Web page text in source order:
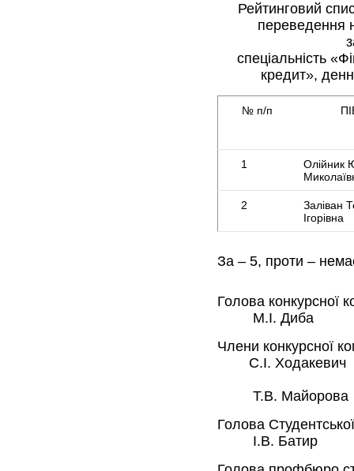
Рейтинговий
переведення
спеціальність
кредит»,
№ п/п
1
Олійник
2
Заліван
Ігорівна
За – 5, проти –
Голова
М.І. Диба
Члени
С.І. Ходакевич
Т.В. Майорова
Голова
І.В. Батир